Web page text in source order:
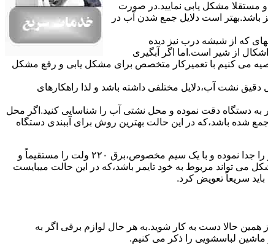
و مستقلا مشکل یابی نمایید.در صورت
باشد.بهتر است دلایل جمع شدن آب در
ﮐﻪ از ﺷﯿﺸﻪ درب ﻧﯿﺰ دﯾﺪه
از شیر است.اما اگر آبگیری
می کنیم با تعمیرکار متخصص برای مشکل یابی و رفع مشکل
نشت آب،دلایل مختلفی داشته باشد و لذا راهکارهای
دستگاه دقت نموده و ﻣﺤﻞ نشتی آب را ﺷﻨﺎﺳﺎﯾﯽ کنید.اﮔﺮ ﻣﺤﻞ
ﺑﺎﺷﺪ،ﮐﻪ در این حالت بهترین روش برای آببندی دستگاه
مشکل ۷:ﻫﯿﺘﺮ لباسشویی آب را ﮔﺮم نمیکند.نحوه رﻓﻊ:ﻫﻤﺎﻧﻨﺪ ﮔﺬﺷﺘﻪ بهمنظور اﻓﺰاﯾﺶ ﺳﺮﻋﺖ ﻋﻤﻞ در مشکلیابی،بهتر است سیمهای راﺑﻂ ﻫﯿﺘﺮ را ﺟﺪا ﻧﻤﻮده و ﺑﺎ ﯾﮏ ﺳﯿﻢ ﻣﺨﺼﻮص،برق ۲۲۰ ولت را مستقیماً و
می تواند مربوط به ﺧﻮد ﺗﺎﯾﻤﺮ باشد،ﮐﻪ در این حالت میبایست
سریعاً ﺗﻌﻮﯾﺾ کرد.
همین حالا دست به کار شوید.به هر حال لوازم برقی اگر به